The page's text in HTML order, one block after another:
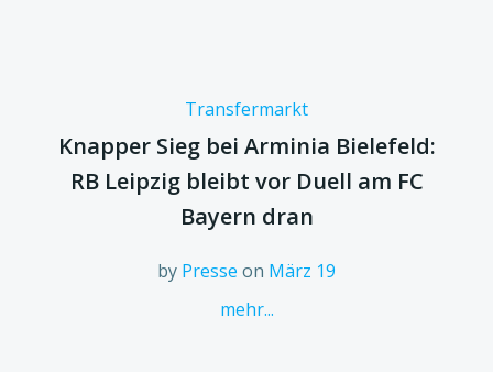
Transfermarkt
Knapper Sieg bei Arminia Bielefeld:
RB Leipzig bleibt vor Duell am FC
Bayern dran
by Presse on März 19
mehr...